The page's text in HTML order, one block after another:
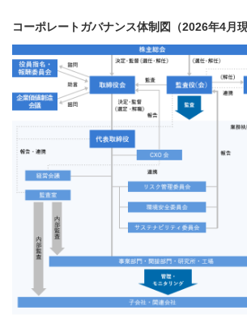
コーポレートガバナンス体制図（2026年4月現